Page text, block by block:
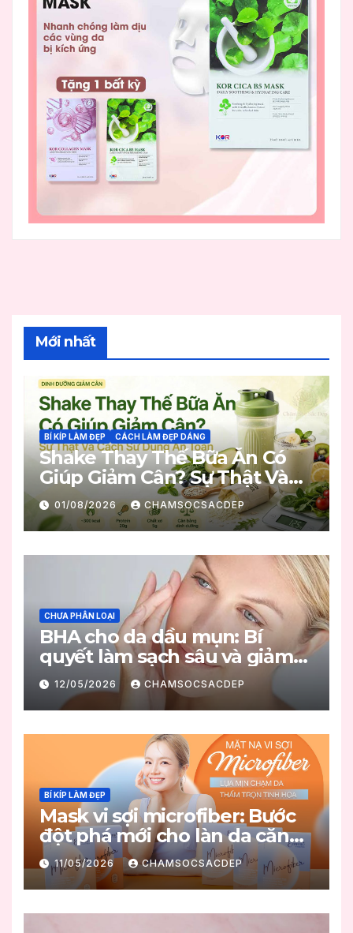
Mới nhất
BÍ KÍP LÀM ĐẸP CÁCH LÀM ĐẸP DÁNG
Shake Thay Thế Bữa Ăn Có
Giúp Giảm Cân? Sự Thật Và
Cách Sử Dụng An Toàn
01/08/2026 CHAMSOCSACDEP
CHƯA PHÂN LOẠI
BHA cho da dầu mụn: Bí
quyết làm sạch sâu và giảm
mụn hiệu quả
12/05/2026 CHAMSOCSACDEP
BÍ KÍP LÀM ĐẸP
Mask vi sợi microfiber: Bước
đột phá mới cho làn da căng
mọng
11/05/2026 CHAMSOCSACDEP